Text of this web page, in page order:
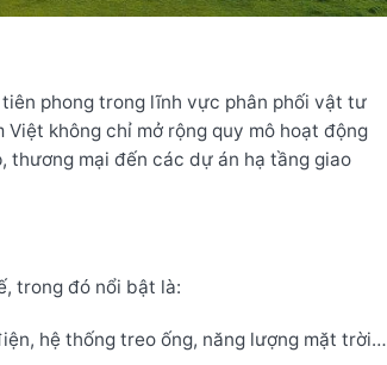
phong trong lĩnh vực phân phối vật tư
không chỉ mở rộng quy mô hoạt động
thương mại đến các dự án hạ tầng giao
trong đó nổi bật là:
hệ thống treo ống, năng lượng mặt trời…